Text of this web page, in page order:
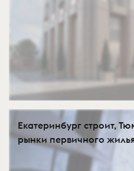
Екатеринбург строит,
рынки первичного